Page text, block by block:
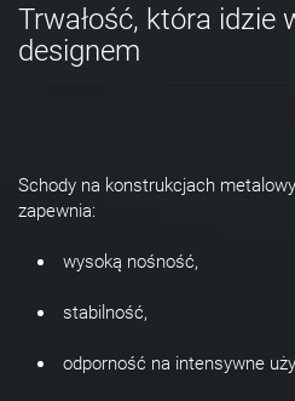
Trwałość, która idzie
designem
Schody na konstrukcjach
zapewnia:
wysoką nośność,
stabilność,
odporność na intensywne